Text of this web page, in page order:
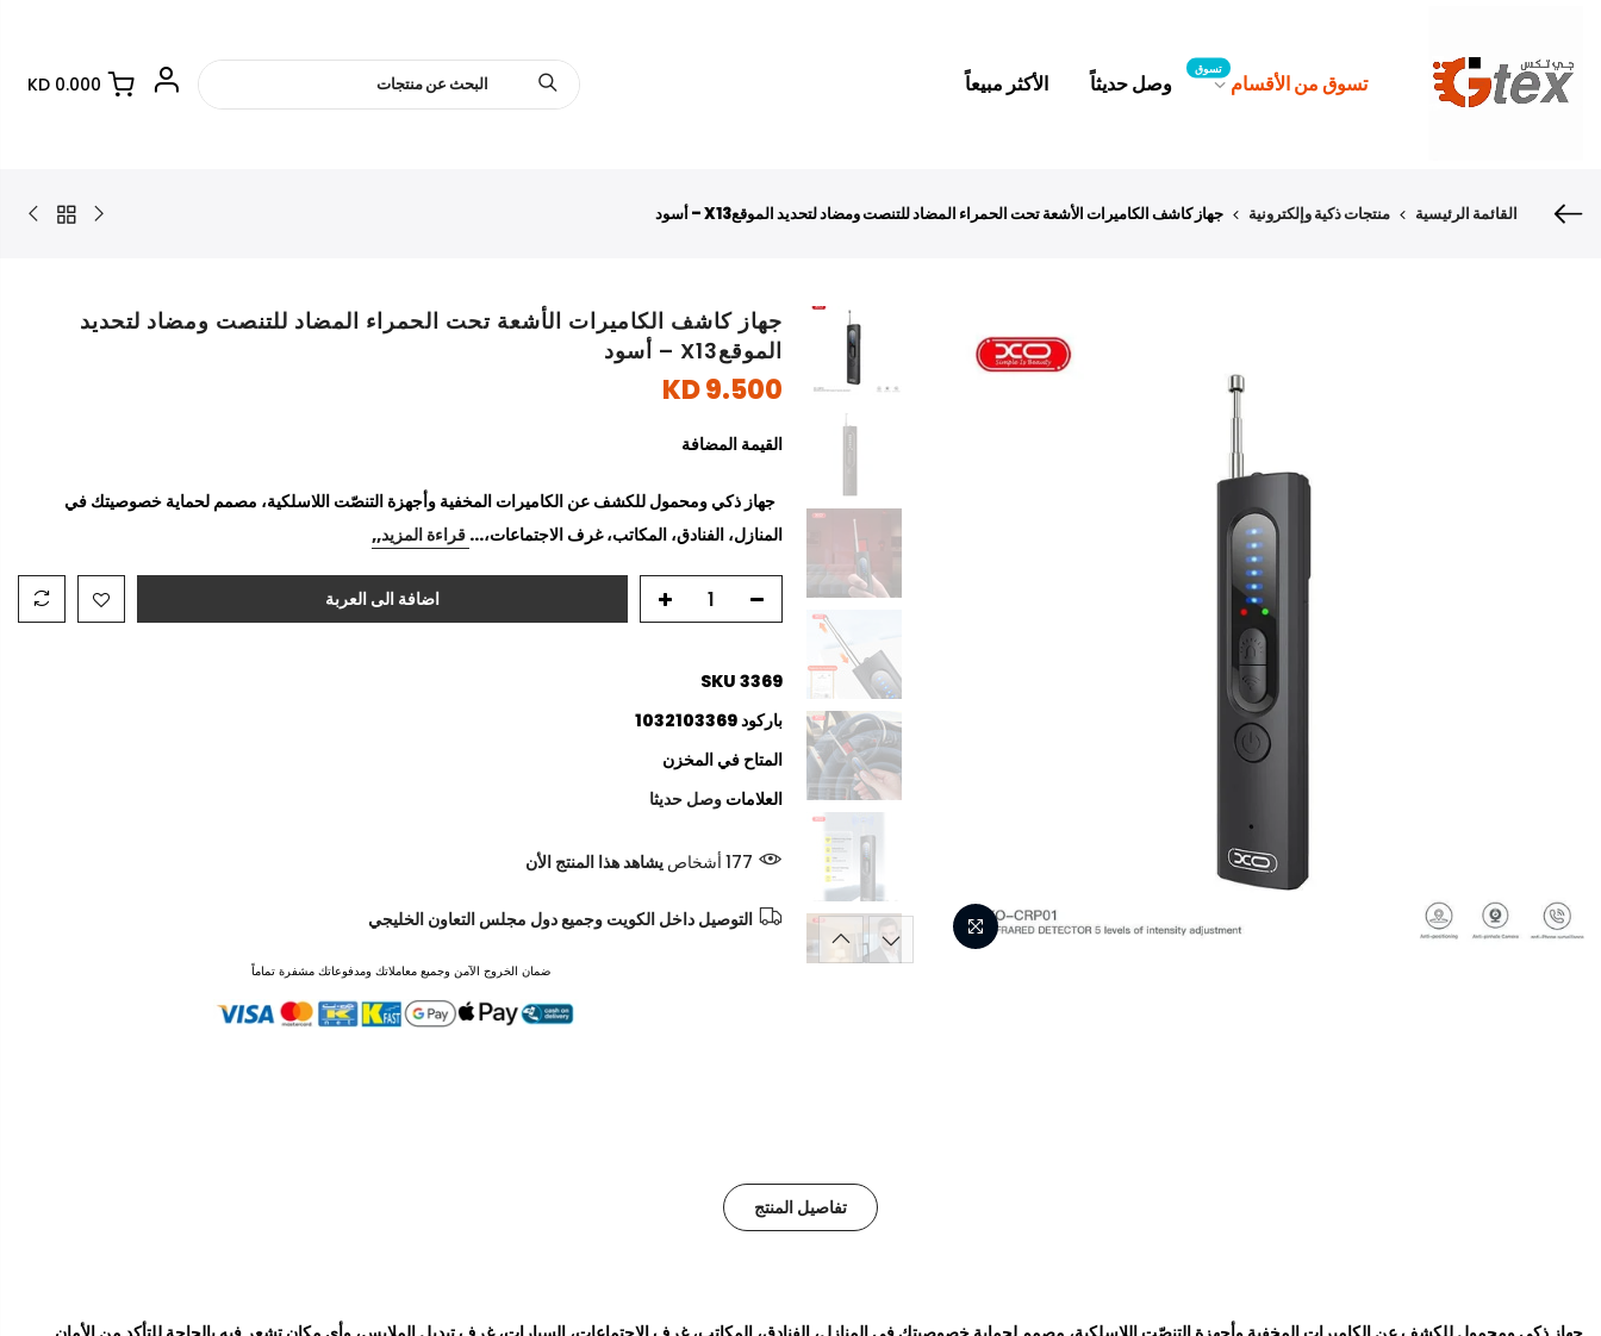
تسوق من الأقسام
تسوق
وصل حديثاً الأكثر مبيعاً 0.000 KD
القائمة الرئيسية منتجات ذكية وإلكترونية جهاز كاشف الكاميرات الأشعة تحت الحمراء المضاد للتنصت ومضاد لتحديد الموقعX13 – أسود
جهاز كاشف الكاميرات الأشعة تحت الحمراء المضاد للتنصت ومضاد لتحديد
الموقعX13 – أسود
9.500 KD
القيمة المضافة
جهاز ذكي ومحمول للكشف عن الكاميرات المخفية وأجهزة التنصّت اللاسلكية، مصمم لحماية خصوصيتك في
المنازل، الفنادق، المكاتب، غرف الاجتماعات،... قراءة المزيد,,
اضافة الى العربة
SKU 3369
باركود1032103369
المتاح في المخزن
العلامات وصل حديثا
177 أشخاص يشاهد هذا المنتج الأن
التوصيل داخل الكويت وجميع دول مجلس التعاون الخليجي
ضمان الخروج الآمن وجميع معاملاتك ومدفوعاتك مشفرة تماماً
تفاصيل المنتج
اضافة ملاحظة
أضف كوبون خصم
سيعمل كوبون الخصم عند اتمام الطلب